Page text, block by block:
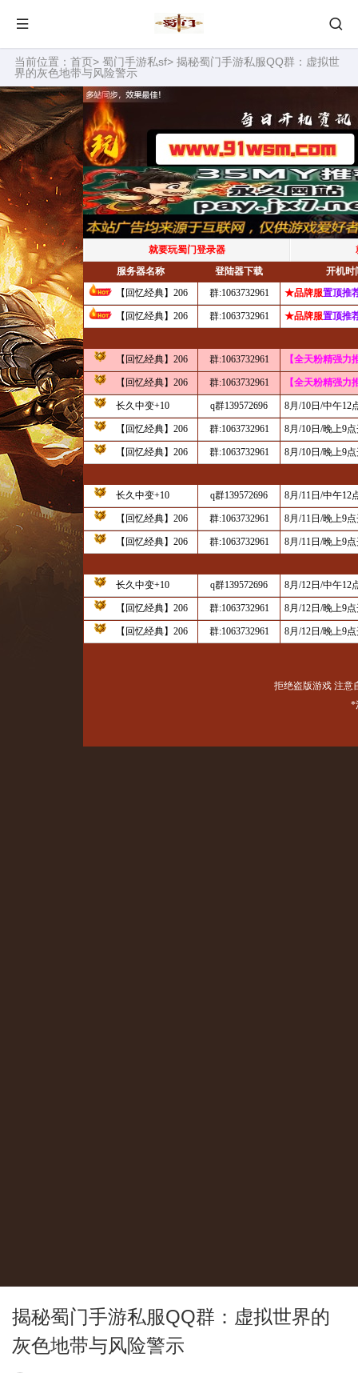
当前位置： 首页> 蜀门手游私sf> 揭秘蜀门手游私服QQ群：虚拟世
界的灰色地带与风险警示
揭秘蜀门手游私服QQ群：虚拟世界的
灰色地带与风险警示